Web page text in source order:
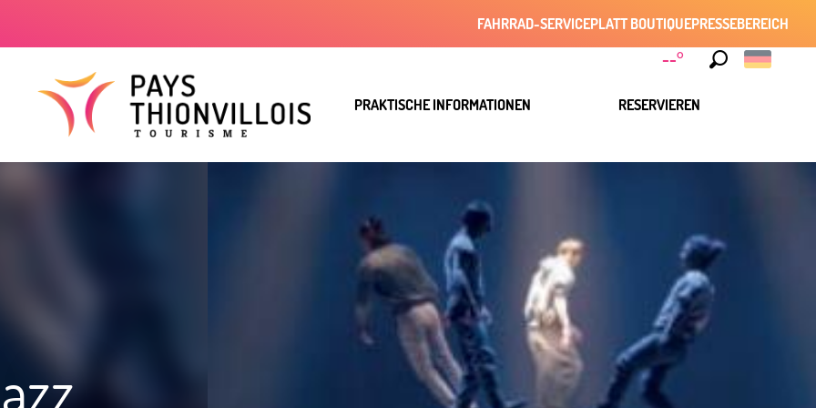
--°
FAHRRAD-SERVICEPLATT BOUTIQUEPRESSEBEREICH
PRAKTISCHE INFORMATIONEN RESERVIEREN